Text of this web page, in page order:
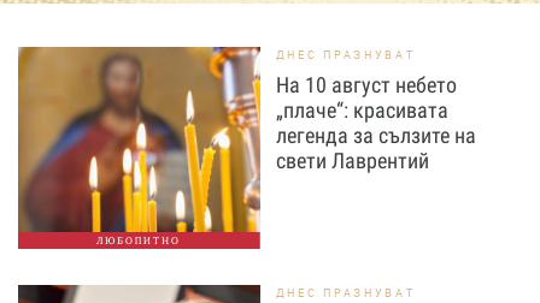
ЛЮБОПИТНО
ДНЕС ПРАЗНУВАТ
На 10 август небето
„плаче“: красивата
легенда за сълзите на
свети Лаврентий
ДНЕС ПРАЗНУВАТ